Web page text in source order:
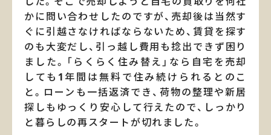
かに問い合わせしたのですが、売却後は当然す
ぐに引越さなければならないため、賃貸を探す
のも大変だし、引っ越し費用も捻出できず困り
ました。「らくらく住み替え」なら自宅を売却
しても1年間は無料で住み続けられるとのこ
と。ローンも一括返済でき、荷物の整理や新居
探しもゆっくり安心して行えたので、しっかり
と暮らしの再スタートが切れました。